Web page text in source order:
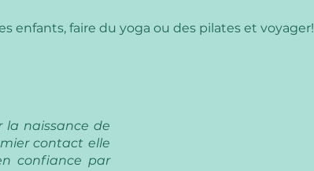
enfants, faire du yoga ou des pilates et voyager!
naissance de
contact elle
confiance par